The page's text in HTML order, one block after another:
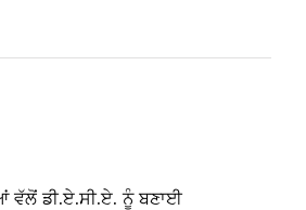
ਵੱਲੋਂ ਡੀ.ਏ.ਸੀ.ਏ. ਨੂੰ ਬਣਾਈ